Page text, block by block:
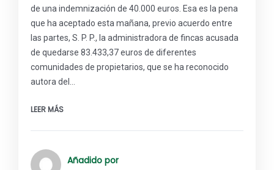
de una indemnización de 40.000 euros. Esa es la pena
que ha aceptado esta mañana, previo acuerdo entre
las partes, S. P. P., la administradora de fincas acusada
de quedarse 83.433,37 euros de diferentes
comunidades de propietarios, que se ha reconocido
autora del…
LEER MÁS
Añadido por